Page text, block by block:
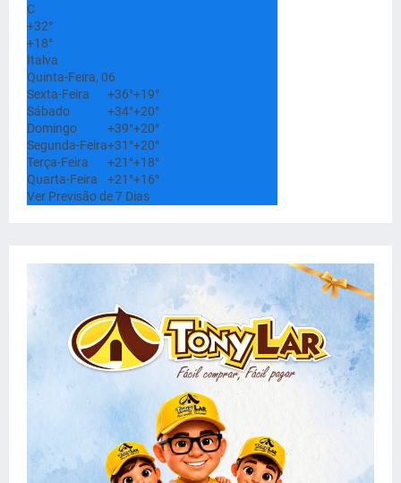
C
+32°
+18°
Italva
Quinta-Feira, 06
Sexta-Feira
+36°+19°
Sábado
+34°+20°
Domingo
+39°+20°
Segunda-Feira+31°+20°
Terça-Feira
+21°+18°
Quarta-Feira
+21°+16°
Ver Previsão de 7 Dias